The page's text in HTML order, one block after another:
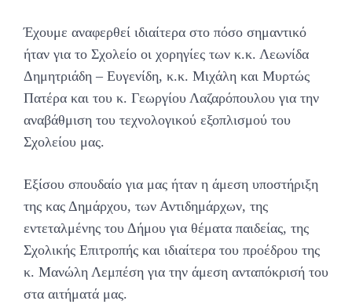
Έχουμε αναφερθεί ιδιαίτερα στο πόσο σημαντικό
ήταν για το Σχολείο οι χορηγίες των κ.κ. Λεωνίδα
Δημητριάδη – Ευγενίδη, κ.κ. Μιχάλη και Μυρτώς
Πατέρα και του κ. Γεωργίου Λαζαρόπουλου για την
αναβάθμιση του τεχνολογικού εξοπλισμού του
Σχολείου μας.
Εξίσου σπουδαίο για μας ήταν η άμεση υποστήριξη
της κας Δημάρχου, των Αντιδημάρχων, της
εντεταλμένης του Δήμου για θέματα παιδείας, της
Σχολικής Επιτροπής και ιδιαίτερα του προέδρου της
κ. Μανώλη Λεμπέση για την άμεση ανταπόκρισή του
στα αιτήματά μας.